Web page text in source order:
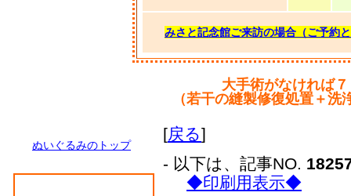
みさと記念館ご来訪の場合（ご予約
大手術がなければ
（若干の縫製修復処置＋
ぬいぐるみのトップ
[戻る]
- 以下は、記事NO.
◆印刷用表示◆